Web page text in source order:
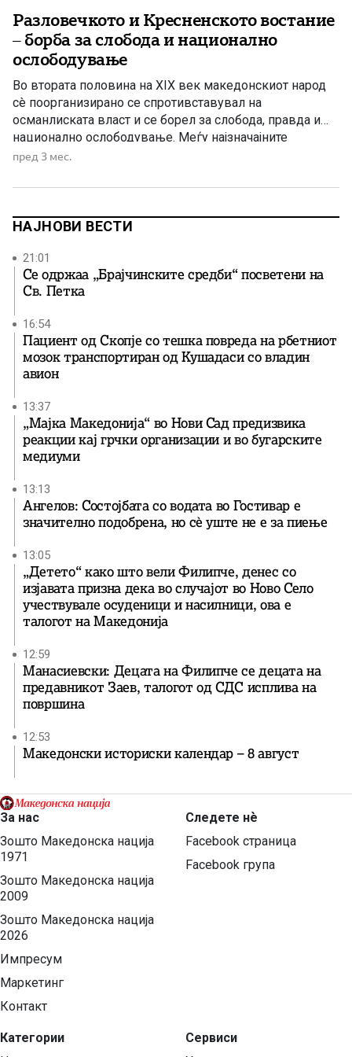
Разловечкото и Кресненското востание
– борба за слобода и национално
ослободување
Во втората половина на XIX век македонскиот народ
сè поорганизирано се спротивставувал на
османлиската власт и се борел за слобода, правда и
национално ослободување. Меѓу најзначајните
востанија од тој период се Разловечкото и
моменти во револуционерната историја на
востание избувнало во мај 1876 година во селото […]
пред 3 мес.
НАЈНОВИ ВЕСТИ
21:01
Се одржаа „Брајчинските средби“ посветени на
Св. Петка
16:54
Пациент од Скопје со тешка повреда на рбетниот
мозок транспортиран од Кушадаси со владин
авион
13:37
„Мајка Македонија“ во Нови Сад предизвика
реакции кај грчки организации и во бугарските
медиуми
13:13
Ангелов: Состојбата со водата во Гостивар е
значително подобрена, но сè уште не е за пиење
13:05
„Детето“ како што вели Филипче, денес со
изјавата призна дека во случајот во Ново Село
учествувале осуденици и насилници, ова е
талогот на Македонија
12:59
Манасиевски: Децата на Филипче се децата на
предавникот Заев, талогот од СДС исплива на
површина
12:53
Македонски историски календар – 8 август
За нас
Зошто Македонска нација
1971
Зошто Македонска нација
2009
Зошто Македонска нација
2026
Импресум
Маркетинг
Контакт
Категории
Следете нѐ
Facebook страница
Facebook група
Сервиси